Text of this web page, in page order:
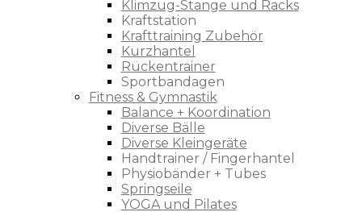
Klimzug-Stange und Racks
Kraftstation
Krafttraining Zubehör
Kurzhantel
Rückentrainer
Sportbandagen
Fitness & Gymnastik
Balance + Koordination
Diverse Bälle
Diverse Kleingeräte
Handtrainer / Fingerhantel
Physiobänder + Tubes
Springseile
YOGA und Pilates